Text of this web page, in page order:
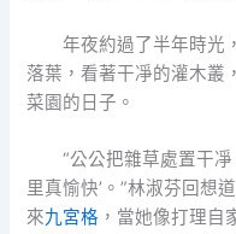
年夜約過了半年時光
落葉，看著干凈的灌木叢
菜園的日子。
“公公把雜草處置干
里真愉快’。”林淑芬回想
來九宮格 ，當她像打理自